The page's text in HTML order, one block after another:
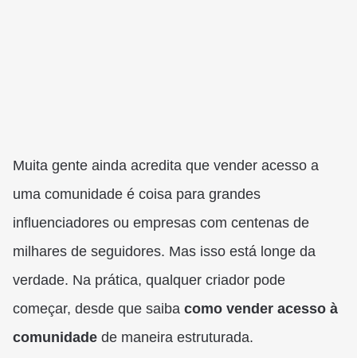
Muita gente ainda acredita que vender acesso a
uma comunidade é coisa para grandes
influenciadores ou empresas com centenas de
milhares de seguidores. Mas isso está longe da
verdade. Na prática, qualquer criador pode
começar, desde que saiba como vender acesso à
comunidade de maneira estruturada.